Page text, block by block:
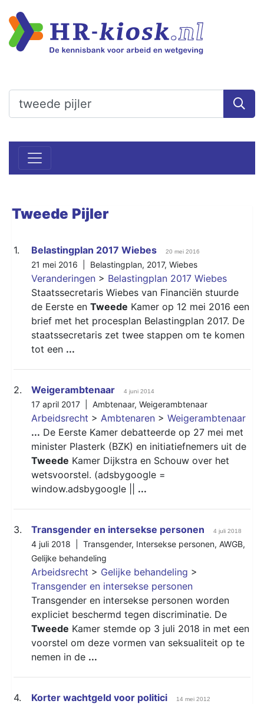
Tweede Pijler
1. Belastingplan 2017 Wiebes 20 mei 2016
21 mei 2016 | Belastingplan, 2017, Wiebes
Veranderingen > Belastingplan 2017 Wiebes
Staatssecretaris Wiebes van Financiën stuurde
de Eerste en Tweede Kamer op 12 mei 2016 een
brief met het procesplan Belastingplan 2017. De
staatssecretaris zet twee stappen om te komen
tot een ...
2. Weigerambtenaar 4 juni 2014
17 april 2017 | Ambtenaar, Weigerambtenaar
Arbeidsrecht > Ambtenaren > Weigerambtenaar
... De Eerste Kamer debatteerde op 27 mei met
minister Plasterk (BZK) en initiatiefnemers uit de
Tweede Kamer Dijkstra en Schouw over het
wetsvoorstel. (adsbygoogle =
window.adsbygoogle || ...
3. Transgender en intersekse personen 4 juli 2018
4 juli 2018 | Transgender, Intersekse personen, AWGB,
Gelijke behandeling
Arbeidsrecht > Gelijke behandeling >
Transgender en intersekse personen
Transgender en intersekse personen worden
expliciet beschermd tegen discriminatie. De
Tweede Kamer stemde op 3 juli 2018 in met een
voorstel om deze vormen van seksualiteit op te
nemen in de ...
4. Korter wachtgeld voor politici 14 mei 2012